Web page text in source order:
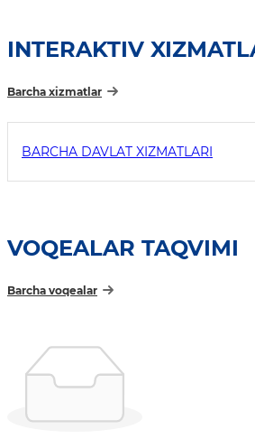
INTERAKTIV
Barcha xizmatlar
BARCHA DAVLAT XIZMATLARI
VOQEALAR TAQVIMI
Barcha voqealar